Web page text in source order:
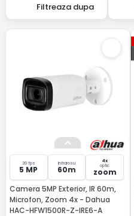
Filtreaza dupa
20 fps
5 MP
Infrarosu
60m
4x
optic
zoom
Camera 5MP Exterior, IR 60m,
Microfon, Zoom 4x - Dahua
HAC-HFW1500R-Z-IRE6-A